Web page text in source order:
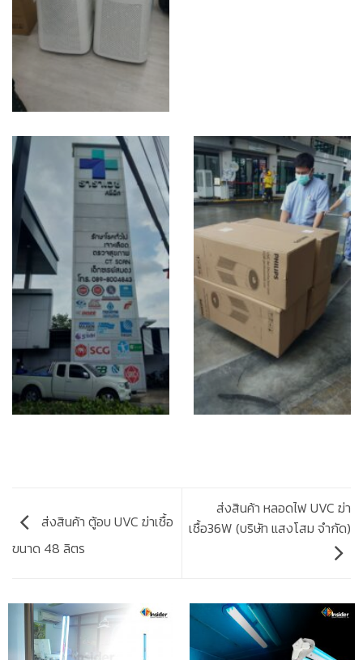
ส่งสินค้า ตู้อบ UVC ฆ่าเชื้อ
ขนาด 48 ลิตร
ส่งสินค้า หลอดไฟ UVC ฆ่า
เชื้อ36W (บริษัท แสงโสม จำกัด)